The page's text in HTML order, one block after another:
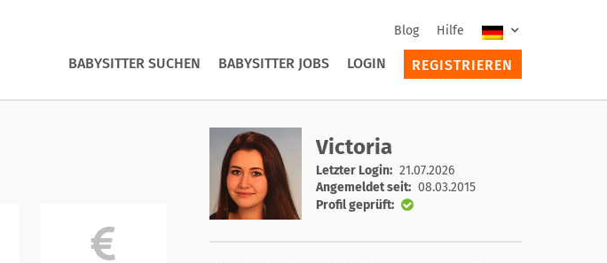
Blog Hilfe
BABYSITTER SUCHEN BABYSITTER JOBS LOGIN REGISTRIEREN
Victoria
Letzter Login: 21.07.2026
Angemeldet seit: 08.03.2015
Profil geprüft: